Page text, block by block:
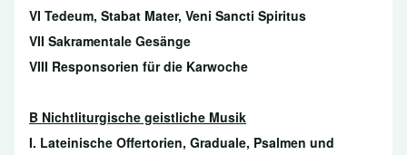
VI Tedeum, Stabat Mater, Veni Sancti Spiritus
VII Sakramentale Gesänge
VIII Responsorien für die Karwoche
B Nichtliturgische geistliche Musik
I. Lateinische Offertorien, Graduale, Psalmen und